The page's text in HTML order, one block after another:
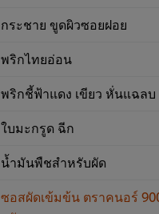
กระชาย ขูดผิวซอยฝอย
พริกไทยอ่อน
พริกชี้ฟ้าแดง เขียว หั่นแฉลบ
ใบมะกรูด ฉีก
น้ำมันพืชสำหรับผัด
ซอสผัดเข้มข้น ตราคนอร์